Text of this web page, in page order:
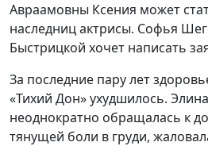
Авраамовны Ксения может
наследниц актрисы. Софья
Быстрицкой хочет написать
За последние пару лет
«Тихий Дон» ухудшилось.
неоднократно обращалась к
тянущей боли в груди,